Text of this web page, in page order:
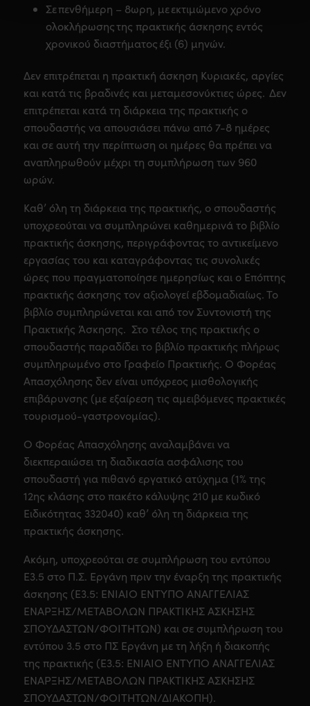
Σε πενθήμερη – 8ωρη, με εκτιμώμενο χρόνο
ολοκλήρωσης της πρακτικής άσκησης εντός
χρονικού διαστήματος έξι (6) μηνών.
Δεν επιτρέπεται η πρακτική άσκηση Κυριακές, αργίες
και κατά τις βραδινές και μεταμεσονύκτιες ώρες. Δεν
επιτρέπεται κατά τη διάρκεια της πρακτικής ο
σπουδαστής να απουσιάσει πάνω από 7-8 ημέρες
και σε αυτή την περίπτωση οι ημέρες θα πρέπει να
αναπληρωθούν μέχρι τη συμπλήρωση των 960
ωρών.
Καθ’ όλη τη διάρκεια της πρακτικής, ο σπουδαστής
υποχρεούται να συμπληρώνει καθημερινά το βιβλίο
πρακτικής άσκησης, περιγράφοντας το αντικείμενο
εργασίας του και καταγράφοντας τις συνολικές
ώρες που πραγματοποίησε ημερησίως και ο Επόπτης
πρακτικής άσκησης τον αξιολογεί εβδομαδιαίως. Το
βιβλίο συμπληρώνεται και από τον Συντονιστή της
Πρακτικής Άσκησης. Στο τέλος της πρακτικής ο
σπουδαστής παραδίδει το βιβλίο πρακτικής πλήρως
συμπληρωμένο στο Γραφείο Πρακτικής. Ο Φορέας
Απασχόλησης δεν είναι υπόχρεος μισθολογικής
επιβάρυνσης (με εξαίρεση τις αμειβόμενες πρακτικές
τουρισμού-γαστρονομίας).
Ο Φορέας Απασχόλησης αναλαμβάνει να
διεκπεραιώσει τη διαδικασία ασφάλισης του
σπουδαστή για πιθανό εργατικό ατύχημα (1% της
12ης κλάσης στο πακέτο κάλυψης 210 με κωδικό
Ειδικότητας 332040) καθ’ όλη τη διάρκεια της
πρακτικής άσκησης.
Ακόμη, υποχρεούται σε συμπλήρωση του εντύπου
Ε3.5 στο Π.Σ. Εργάνη πριν την έναρξη της πρακτικής
άσκησης (Ε3.5: ΕΝΙΑΙΟ ΕΝΤΥΠΟ ΑΝΑΓΓΕΛΙΑΣ
ΕΝΑΡΞΗΣ/ΜΕΤΑΒΟΛΩΝ ΠΡΑΚΤΙΚΗΣ ΑΣΚΗΣΗΣ
ΣΠΟΥΔΑΣΤΩΝ/ΦΟΙΤΗΤΩΝ) και σε συμπλήρωση του
εντύπου 3.5 στο ΠΣ Εργάνη με τη λήξη ή διακοπής
της πρακτικής (Ε3.5: ΕΝΙΑΙΟ ΕΝΤΥΠΟ ΑΝΑΓΓΕΛΙΑΣ
ΕΝΑΡΞΗΣ/ΜΕΤΑΒΟΛΩΝ ΠΡΑΚΤΙΚΗΣ ΑΣΚΗΣΗΣ
ΣΠΟΥΔΑΣΤΩΝ/ΦΟΙΤΗΤΩΝ/ΔΙΑΚΟΠΗ).